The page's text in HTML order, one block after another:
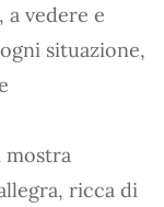
a vedere e
situazione,
mostra
ricca di